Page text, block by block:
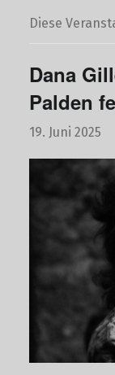
Diese
Dana
Palden
19. Juni 2025